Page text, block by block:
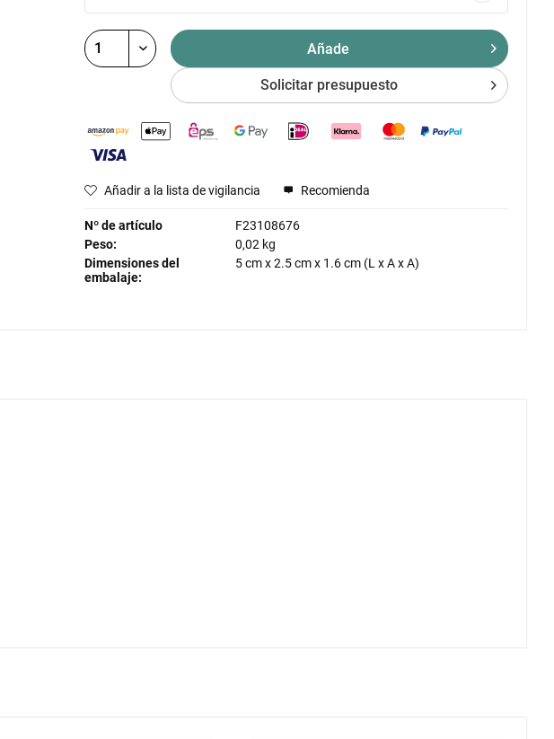
Añade
Solicitar presupuesto
Añadir a la lista de vigilancia Recomienda
Nº de artículo
F23108676
Peso:
0,02 kg
Dimensiones del
embalaje:
5 cmx2.5 cmx 1.6 cm (L x A x A)